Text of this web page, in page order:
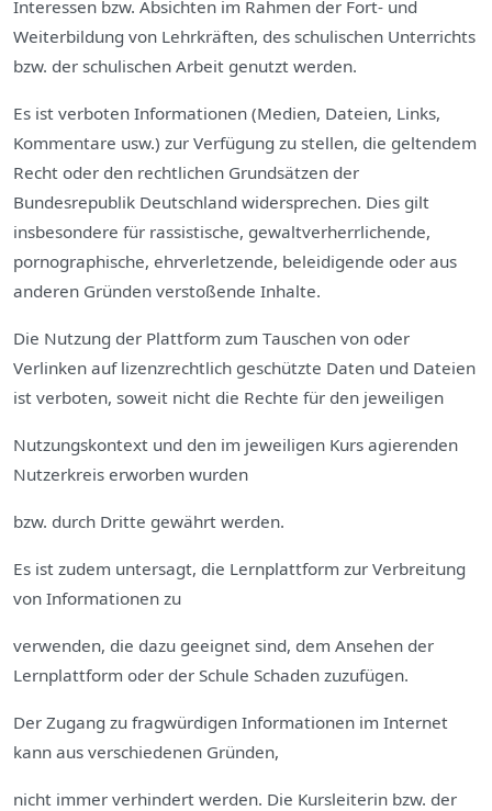
Interessen bzw. Absichten im Rahmen der Fort- und
Weiterbildung von Lehrkräften, des schulischen Unterrichts
bzw. der schulischen Arbeit genutzt werden.
Es ist verboten Informationen (Medien, Dateien, Links,
Kommentare usw.) zur Verfügung zu stellen, die geltendem
Recht oder den rechtlichen Grundsätzen der
Bundesrepublik Deutschland widersprechen. Dies gilt
insbesondere für rassistische, gewaltverherrlichende,
pornographische, ehrverletzende, beleidigende oder aus
anderen Gründen verstoßende Inhalte.
Die Nutzung der Plattform zum Tauschen von oder
Verlinken auf lizenzrechtlich geschützte Daten und Dateien
ist verboten, soweit nicht die Rechte für den jeweiligen
Nutzungskontext und den im jeweiligen Kurs agierenden
Nutzerkreis erworben wurden
bzw. durch Dritte gewährt werden.
Es ist zudem untersagt, die Lernplattform zur Verbreitung
von Informationen zu
verwenden, die dazu geeignet sind, dem Ansehen der
Lernplattform oder der Schule Schaden zuzufügen.
Der Zugang zu fragwürdigen Informationen im Internet
kann aus verschiedenen Gründen,
nicht immer verhindert werden. Die Kursleiterin bzw. der